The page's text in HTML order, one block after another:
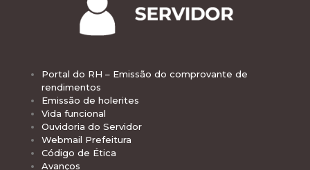
Portal do RH – Emissão do comprovante de
rendimentos
Emissão de holerites
Vida funcional
Ouvidoria do Servidor
Webmail Prefeitura
Código de Ética
Avanços